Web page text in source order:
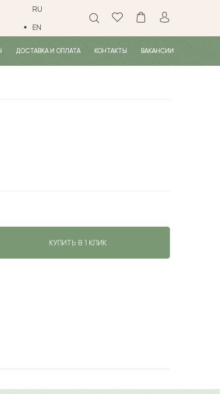
RU
EN
ДОСТАВКА И ОПЛАТА КОНТАКТЫ ВАКАНСИИ
КУПИТЬ В 1 КЛИК